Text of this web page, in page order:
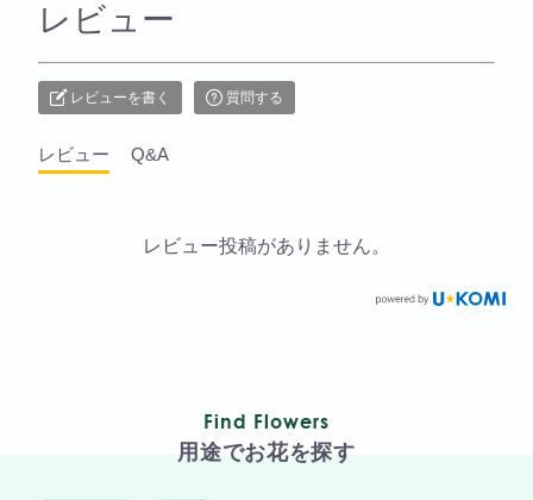
レビュー
レビューを書く 質問する
レビュー Q&A
レビュー投稿がありません。
Find Flowers
用途でお花を探す